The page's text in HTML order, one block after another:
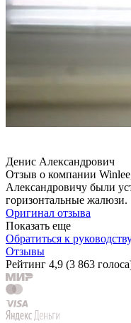
Денис Александрович
Отзыв о компании
Александровичу были
горизонтальные жалюзи.
Оригинал отзыва
Показать еще
Обратиться к
Отзывы
Рейтинг 4,9 (3 863 голоса